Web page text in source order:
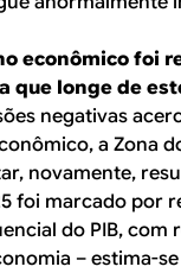
econômico foi
que longe de
negativas
a Zona
novamente,
foi marcado por
do PIB, com
– estima-se